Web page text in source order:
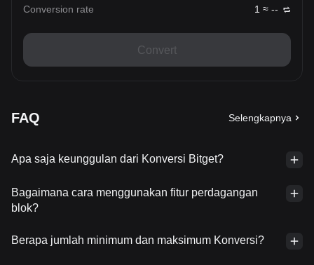
Conversion rate 1 ≈ --
Convert
FAQ Selengkapnya
Apa saja keunggulan dari Konversi Bitget?
Bagaimana cara menggunakan fitur perdagangan
blok?
Berapa jumlah minimum dan maksimum Konversi?